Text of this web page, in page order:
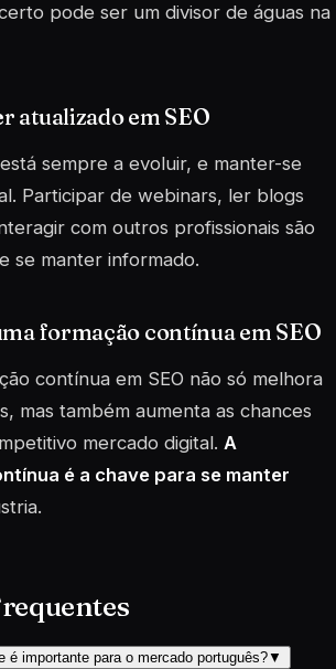
pode ser um divisor de águas na
atualizado em SEO
sempre a evoluir, e manter-se
Participar de webinars, ler blogs
com outros profissionais são
se manter informado.
formação contínua em SEO
contínua em SEO não só melhora
mas também aumenta as chances
mercado digital. A
é a chave para se manter
é importante para o mercado português?▼